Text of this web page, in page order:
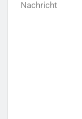
Nachricht